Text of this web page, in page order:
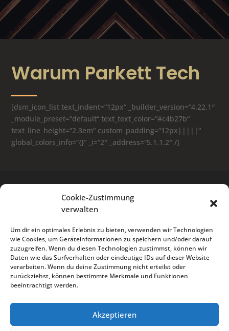
Cookie-Zustimmung
verwalten
Um dir ein optimales Erlebnis zu bieten, verwenden wir Technologien
wie Cookies, um Geräteinformationen zu speichern und/oder darauf
zuzugreifen. Wenn du diesen Technologien zustimmst, können wir
Daten wie das Surfverhalten oder eindeutige IDs auf dieser Website
verarbeiten. Wenn du deine Zustimmung nicht erteilst oder
zurückziehst, können bestimmte Merkmale und Funktionen
beeinträchtigt werden.
Akzeptieren
Warum Parkett Tech
[dsm_icon_list text_indent=“12px“ _builder_version=“4.22.1″
_module_preset=“default“ text_text_color=“#c4b27b“
text_line_height=“2.3em“ custom_padding=“12px|||||“
global_colors_info=“{}“ _i=“2″ _address=“5.1.1.2″ /]
Cookies